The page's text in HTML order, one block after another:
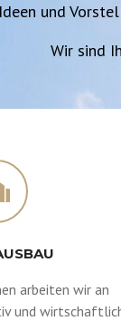
und
Wir sind
arbeiten wir an
und